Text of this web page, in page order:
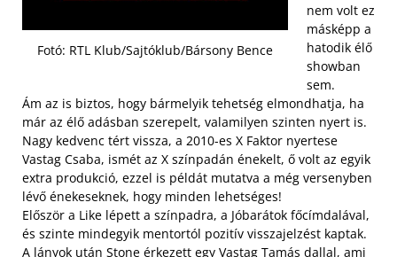
Fotó: RTL Klub/Sajtóklub/Bársony Bence
nem volt ez
másképp a
hatodik élő
showban
sem.
Ám az is biztos, hogy bármelyik tehetség elmondhatja, ha
már az élő adásban szerepelt, valamilyen szinten nyert is.
Nagy kedvenc tért vissza, a 2010-es X Faktor nyertese
Vastag Csaba, ismét az X színpadán énekelt, ő volt az egyik
extra produkció, ezzel is példát mutatva a még versenyben
lévő énekeseknek, hogy minden lehetséges!
Először a Like lépett a színpadra, a Jóbarátok főcímdalával,
és szinte mindegyik mentortól pozitív visszajelzést kaptak.
A lányok után Stone érkezett egy Vastag Tamás dallal, ami